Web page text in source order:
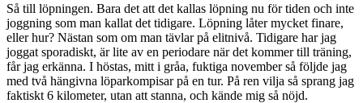
Så till löpningen. Bara det att det kallas löpning nu för tiden och inte
joggning som man kallat det tidigare. Löpning låter mycket finare,
eller hur? Nästan som om man tävlar på elitnivå. Tidigare har jag
joggat sporadiskt, är lite av en periodare när det kommer till träning,
får jag erkänna. I höstas, mitt i gråa, fuktiga november så följde jag
med två hängivna löparkompisar på en tur. På ren vilja så sprang jag
faktiskt 6 kilometer, utan att stanna, och kände mig så nöjd.